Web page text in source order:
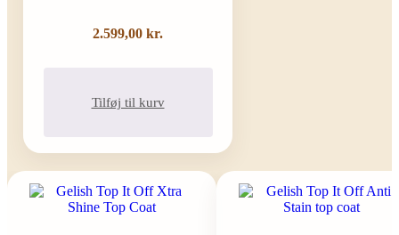
2.599,00 kr.
Tilføj til kurv